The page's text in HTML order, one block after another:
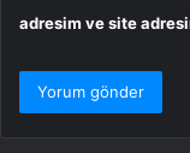
adresim ve site